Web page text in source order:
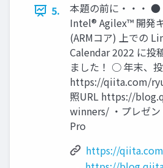
5.
本題の前に・・・ ●
Intel® Agilex™ 開発
(ARMコア) 上での
Calendar 2022 に
ました！ ○ 年末、
https://qiita.com/
照URL https://
winners/ ・プレゼ
Pro
https://